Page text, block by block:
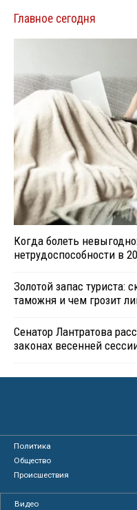
Главное сегодня
Когда болеть
нетрудоспособности в
Золотой запас туриста:
таможня и чем грозит
Сенатор Лантратова
законах весенней
Политика
Общество
Происшествия
Видео